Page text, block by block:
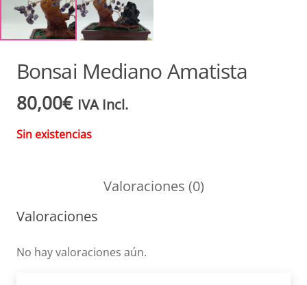
Bonsai Mediano Amatista
80,00€ IVA Incl.
Sin existencias
Valoraciones (0)
Valoraciones
No hay valoraciones aún.